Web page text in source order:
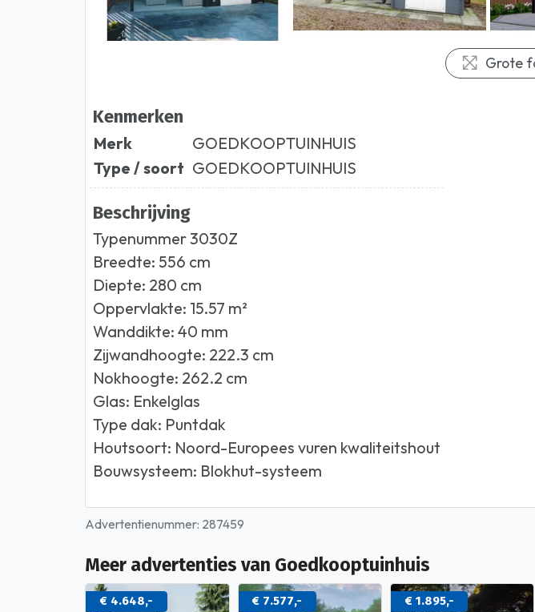
Grote
Kenmerken
Merk
GOEDKOOPTUINHUIS
Type / soort GOEDKOOPTUINHUIS
Beschrijving
Typenummer 3030Z
Breedte: 556 cm
Diepte: 280 cm
Oppervlakte: 15.57 m²
Wanddikte: 40 mm
Zijwandhoogte: 222.3 cm
Nokhoogte: 262.2 cm
Glas: Enkelglas
Type dak: Puntdak
Houtsoort: Noord-Europees vuren kwaliteitshout
Bouwsysteem: Blokhut-systeem
Advertentienummer: 287459
Meer advertenties van Goedkooptuinhuis
€ 4.648,- € 7.577,- € 1.895,-